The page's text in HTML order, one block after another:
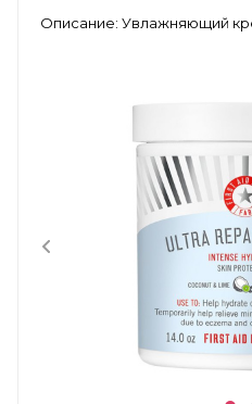
Описание: Увлажняющий